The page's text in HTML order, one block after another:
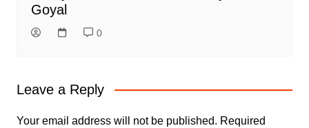
Goyal
0
Leave a Reply
Your email address will not be published. Required